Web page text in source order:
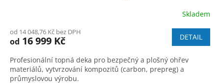
R
M
A
Skladem
od 14 048,76 Kč bez DPH
od 16 999 Kč DETAIL
Profesionální topná deka pro bezpečný a plošný ohřev
materiálů, vytvrzování kompozitů (carbon, prepreg) a
průmyslovou výrobu.